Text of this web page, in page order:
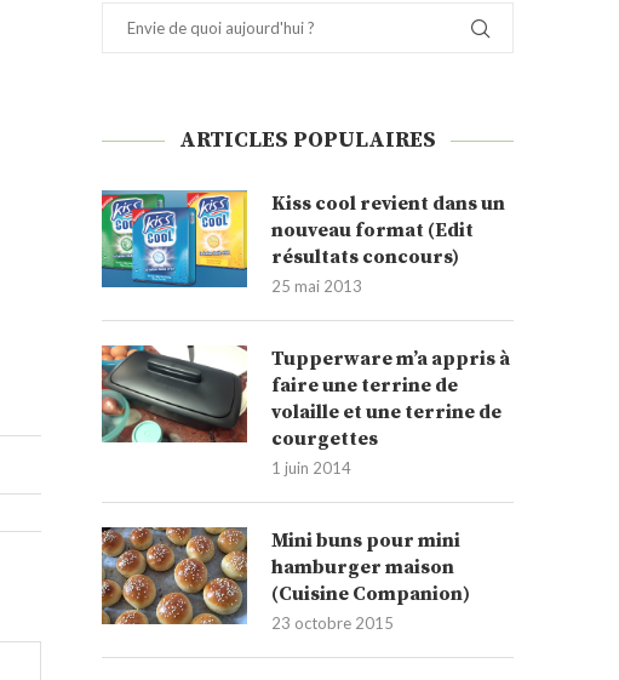
ARTICLES POPULAIRES
Kiss cool revient dans un
nouveau format (Edit
résultats concours)
25 mai 2013
Tupperware m’a appris à
faire une terrine de
volaille et une terrine de
courgettes
1 juin 2014
Mini buns pour mini
hamburger maison
(Cuisine Companion)
23 octobre 2015